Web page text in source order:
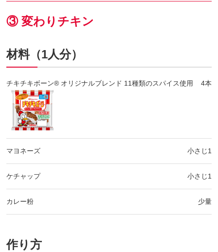
③ 変わりチキン
材料（1人分）
チキチキボーン® オリジナルブレンド 11種類のスパイス使用 4本
マヨネーズ 小さじ1
ケチャップ 小さじ1
カレー粉 少量
作り方